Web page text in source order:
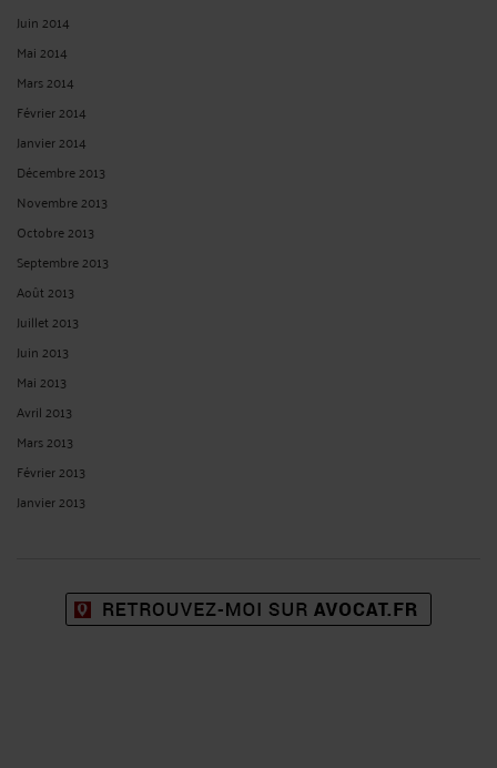
Mai 2014
Mars 2014
Février 2014
Janvier 2014
Décembre 2013
Novembre 2013
Octobre 2013
Septembre 2013
Août 2013
Juillet 2013
Juin 2013
Mai 2013
Avril 2013
Mars 2013
Février 2013
Janvier 2013